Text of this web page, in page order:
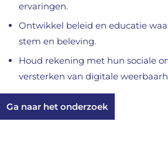
ervaringen.
Ontwikkel beleid en educatie
stem en beleving.
Houd rekening met hun sociale
versterken van digitale
Ga naar het onderzoek